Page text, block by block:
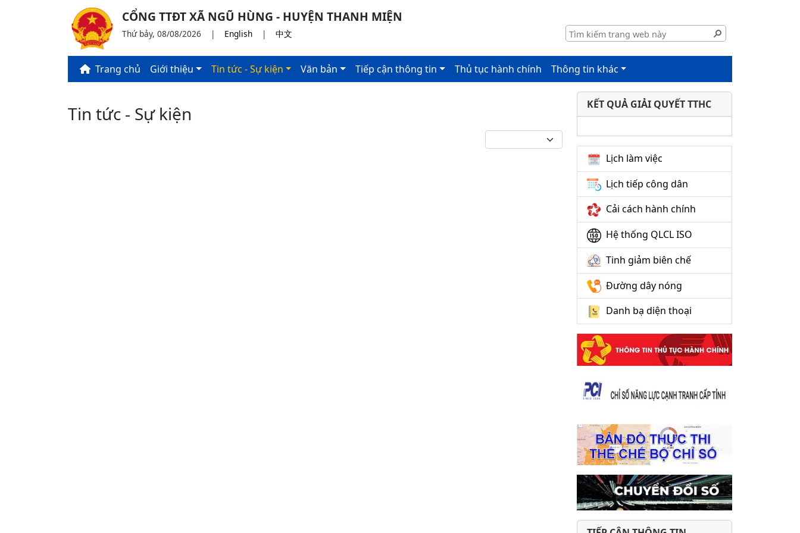
CỔNG TTĐT XÃ NGŨ HÙNG - HUYỆN THANH MIỆN
Thứ bảy, 08/08/2026 | English | 中文
Trang chủ Giới thiệu Tin tức - Sự kiện Văn bản Tiếp cận thông tin Thủ tục hành chính Thông tin khác
Tin tức - Sự kiện KẾT QUẢ GIẢI QUYẾT TTHC
Lịch làm việc
Lịch tiếp công dân
Cải cách hành chính
Hệ thống QLCL ISO
Tinh giảm biên chế
Đường dây nóng
Danh bạ diện thoại